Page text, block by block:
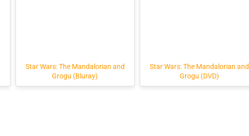
Star Wars: The Mandalorian and
Grogu (Bluray)
Star Wars: The Mandalorian and
Grogu (DVD)